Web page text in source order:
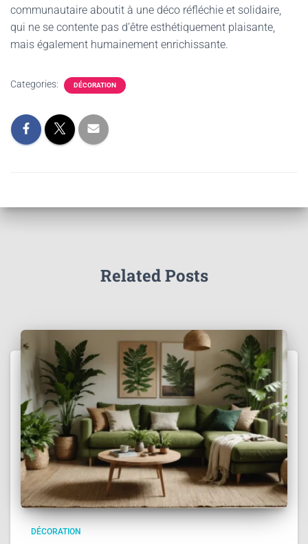
communautaire aboutit à une déco réfléchie et solidaire,
qui ne se contente pas d’être esthétiquement plaisante,
mais également humainement enrichissante.
Categories: DÉCORATION
Related Posts
DÉCORATION